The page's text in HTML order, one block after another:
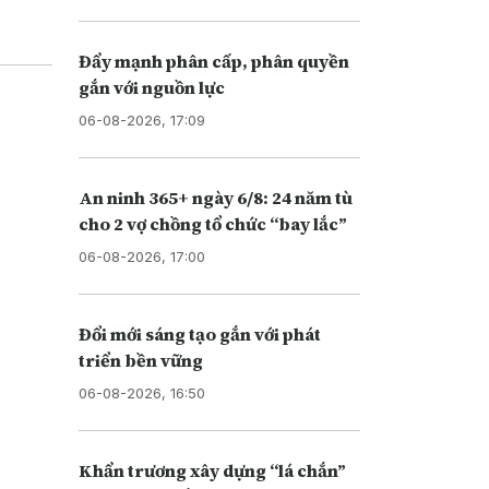
Đẩy mạnh phân cấp, phân quyền
gắn với nguồn lực
06-08-2026, 17:09
An ninh 365+ ngày 6/8: 24 năm tù
cho 2 vợ chồng tổ chức “bay lắc”
06-08-2026, 17:00
Đổi mới sáng tạo gắn với phát
triển bền vững
06-08-2026, 16:50
Khẩn trương xây dựng “lá chắn”